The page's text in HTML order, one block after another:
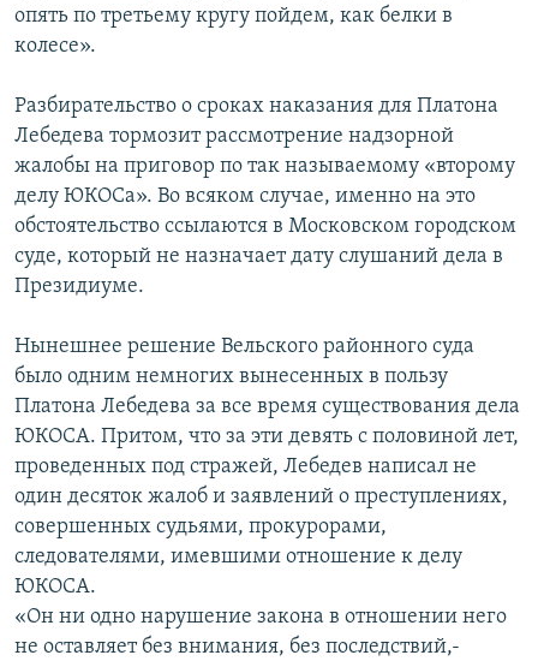
опять по третьему кругу пойдем, как белки в
колесе».
Разбирательство о сроках наказания для Платона
Лебедева тормозит рассмотрение надзорной
жалобы на приговор по так называемому «второму
делу ЮКОСа». Во всяком случае, именно на это
обстоятельство ссылаются в Московском городском
суде, который не назначает дату слушаний дела в
Президиуме.
Нынешнее решение Вельского районного суда
было одним немногих вынесенных в пользу
Платона Лебедева за все время существования дела
ЮКОСА. Притом, что за эти девять с половиной лет,
проведенных под стражей, Лебедев написал не
один десяток жалоб и заявлений о преступлениях,
совершенных судьями, прокурорами,
следователями, имевшими отношение к делу
ЮКОСА.
«Он ни одно нарушение закона в отношении него
не оставляет без внимания, без последствий,-